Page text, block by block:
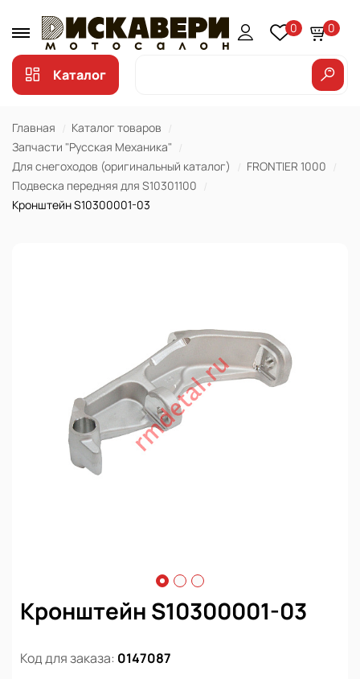
0 0
Каталог
Главная
Каталог товаров
Запчасти "Русская Механика"
Для снегоходов (оригинальный каталог)
FRONTIER 1000
Подвеска передняя для S10301100
Кронштейн S10300001-03
Кронштейн S10300001-03
Код для заказа: 0147087